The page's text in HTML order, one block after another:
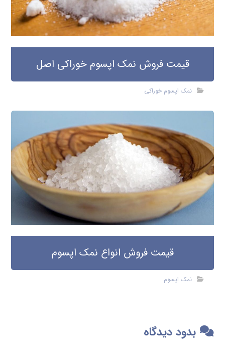
قیمت فروش نمک اپسوم خوراکی اصل
نمک اپسوم خوراکی
قیمت فروش انواع نمک اپسوم
نمک اپسوم
بدود دیدگاه